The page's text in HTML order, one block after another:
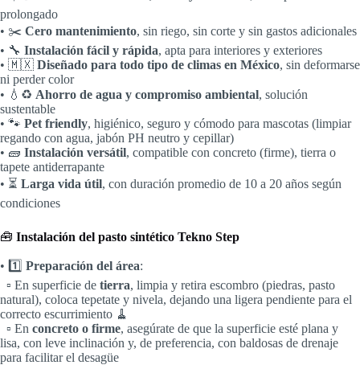
prolongado
• ✂️ Cero mantenimiento, sin riego, sin corte y sin gastos adicionales
• 🔧 Instalación fácil y rápida, apta para interiores y exteriores
• 🇲🇽 Diseñado para todo tipo de climas en México, sin deformarse
ni perder color
• 💧♻️ Ahorro de agua y compromiso ambiental, solución
sustentable
• 🐾 Pet friendly, higiénico, seguro y cómodo para mascotas (limpiar
regando con agua, jabón PH neutro y cepillar)
• 🧱 Instalación versátil, compatible con concreto (firme), tierra o
tapete antiderrapante
• ⏳ Larga vida útil, con duración promedio de 10 a 20 años según
condiciones
🧰 Instalación del pasto sintético Tekno Step
• 1️⃣ Preparación del área:
▫️ En superficie de tierra, limpia y retira escombro (piedras, pasto
natural), coloca tepetate y nivela, dejando una ligera pendiente para el
correcto escurrimiento 🧹
▫️ En concreto o firme, asegúrate de que la superficie esté plana y
lisa, con leve inclinación y, de preferencia, con baldosas de drenaje
para facilitar el desagüe